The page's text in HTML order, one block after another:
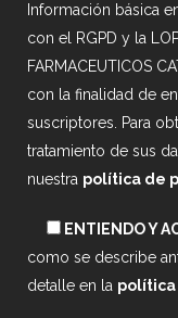
Información básica
con el RGPD y la
FARMACEUTICOS
con la finalidad de
suscriptores. Para
tratamiento de sus
nuestra política de
ENTIENDO Y
como se describe
detalle en la política